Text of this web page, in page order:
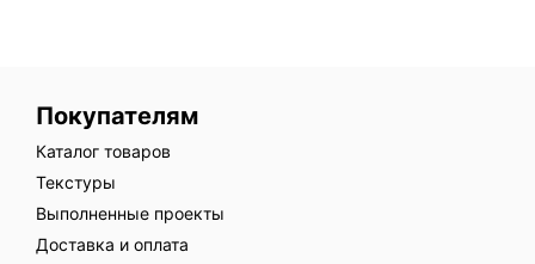
Покупателям
Каталог товаров
Текстуры
Выполненные проекты
Доставка и оплата